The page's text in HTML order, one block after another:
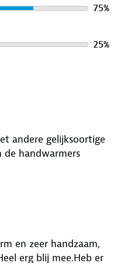
levensduur
75%
25%
andere gelijksoortige
handwarmers
en zeer handzaam,
erg blij mee.Heb er